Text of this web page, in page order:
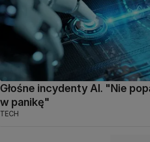
Głośne incydenty AI. "Nie
w panikę"
TECH